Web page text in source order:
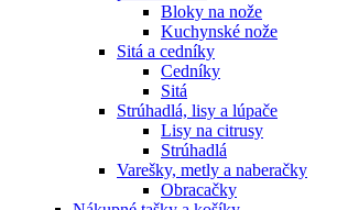
Bloky na nože
Kuchynské nože
Sitá a cedníky
Cedníky
Sitá
Strúhadlá, lisy a lúpače
Lisy na citrusy
Strúhadlá
Varešky, metly a naberačky
Obracačky